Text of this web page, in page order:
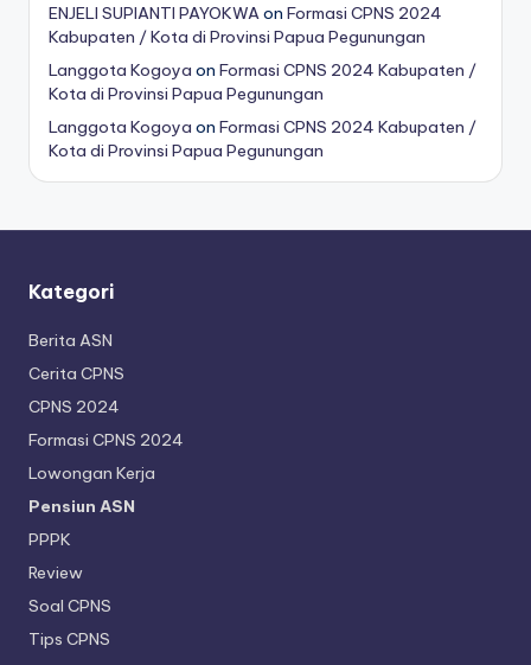
ENJELI SUPIANTI PAYOKWAon Formasi CPNS 2024
Kabupaten / Kota di Provinsi Papua Pegunungan
Langgota Kogoya on Formasi CPNS 2024 Kabupaten /
Kota di Provinsi Papua Pegunungan
Langgota Kogoya on Formasi CPNS 2024 Kabupaten /
Kota di Provinsi Papua Pegunungan
Kategori
Berita ASN
Cerita CPNS
CPNS 2024
Formasi CPNS 2024
Lowongan Kerja
Pensiun ASN
PPPK
Review
Soal CPNS
Tips CPNS